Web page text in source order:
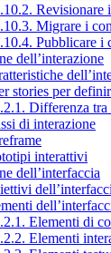
Revisionare
Migrare i
Pubblicare i
dell’interazione
stories per
Differenza tra
di interazione
interattivi
dell’interfaccia
Elementi di
Elementi